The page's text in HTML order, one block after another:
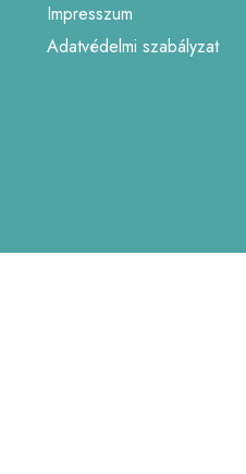
Impresszum
Adatvédelmi szabályzat